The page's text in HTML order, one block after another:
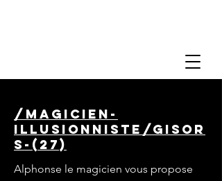
/magicien-
illusionniste/gisor
s-(27)
Alphonse le magicien vous propose